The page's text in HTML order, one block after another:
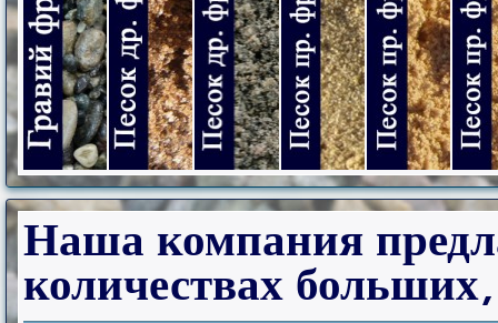
Гравий фракции 5-20 мм.
Песок из отсевов дробления фр. 0-5 мм.
Песок из отсевов дробления
Песок из отсевов
Песок
Наша компания
количествах